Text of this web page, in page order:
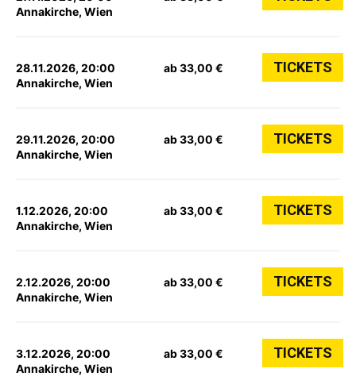
Annakirche, Wien
28.11.2026, 20:00
Annakirche, Wien
ab 33,00 € TICKETS
29.11.2026, 20:00
Annakirche, Wien
ab 33,00 € TICKETS
1.12.2026, 20:00
Annakirche, Wien
ab 33,00 € TICKETS
2.12.2026, 20:00
Annakirche, Wien
ab 33,00 € TICKETS
3.12.2026, 20:00
Annakirche, Wien
ab 33,00 € TICKETS